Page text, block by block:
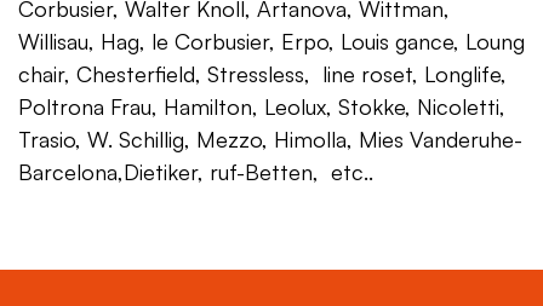
Corbusier, Walter Knoll, Artanova, Wittman,
Willisau, Hag, le Corbusier, Erpo, Louis gance, Loung
chair, Chesterfield, Stressless, line roset, Longlife,
Poltrona Frau, Hamilton, Leolux, Stokke, Nicoletti,
Trasio, W. Schillig, Mezzo, Himolla, Mies Vanderuhe-
Barcelona,Dietiker, ruf-Betten, etc..